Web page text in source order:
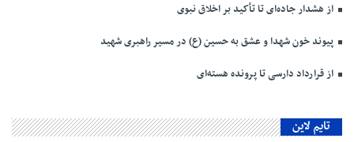
از هشدار جاده‌ای تا تأکید بر اخلاق نبوی
پیوند خون شهدا و عشق به حسین (ع) در مسیر راهبری شهید
از قرارداد دارسی تا پرونده هسته‌ای
تایم لاین